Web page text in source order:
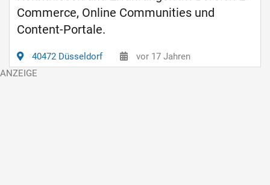
Commerce, Online Communities und
Content-Portale.
40472 Düsseldorf vor 17 Jahren